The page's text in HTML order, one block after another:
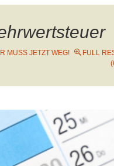
MUSS JETZT WEG!
FULL